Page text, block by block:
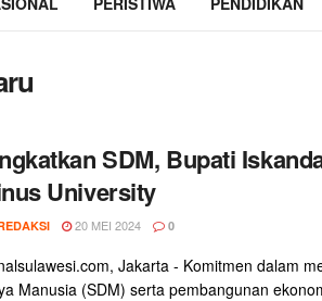
SDM, Bupati
University
20 MEI 2024 0
Jakarta - Komitmen dalam
Manusia (SDM) serta pembangunan